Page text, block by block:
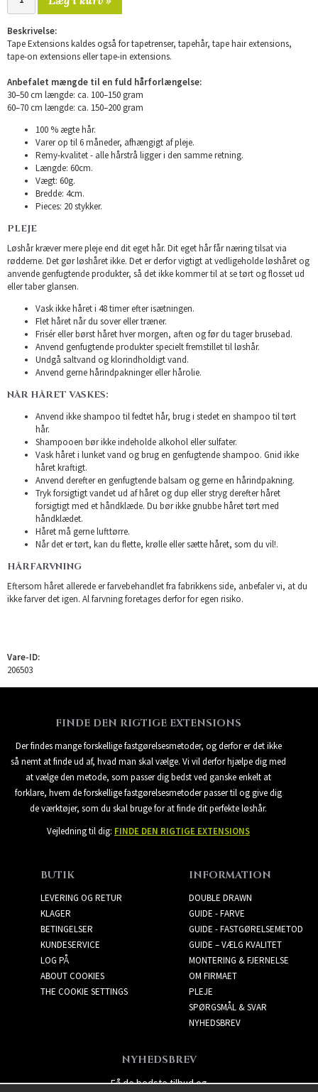
Beskrivelse:
Tape Extensions kaldes også for tapetrenser, tapehår, tape hair extensions,
tape-on extensions eller tape-in extensions.
Anbefalet mængde til en fuld hårforlængelse:
30–50 cm længde: ca. 100–150 gram
60–70 cm længde: ca. 150–200 gram
100 % ægte hår.
Varer op til 6 måneder, afhængigt af pleje.
Remy-kvalitet - alle hårstrå ligger i den samme retning.
Længde: 60cm.
Vægt: 60g.
Bredde: 4cm.
Pieces: 20 stykker.
PLEJE
Løshår kræver mere pleje end dit eget hår. Dit eget hår får næring tilsat via
rødderne. Det gør løshåret ikke. Det er derfor vigtigt at vedligeholde løshåret og
anvende genfugtende produkter, så det ikke kommer til at se tørt og flosset ud
eller taber glansen.
Vask ikke håret i 48 timer efter isætningen.
Flet håret når du sover eller træner.
Frisér eller børst håret hver morgen, aften og før du tager brusebad.
Anvend genfugtende produkter specielt fremstillet til løshår.
Undgå saltvand og klorindholdigt vand.
Anvend gerne hårindpakninger eller hårolie.
NÅR HÅRET VASKES:
Anvend ikke shampoo til fedtet hår, brug i stedet en shampoo til tørt
hår.
Shampooen bør ikke indeholde alkohol eller sulfater.
Vask håret i lunket vand og brug en genfugtende shampoo. Gnid ikke
håret kraftigt.
Anvend derefter en genfugtende balsam og gerne en hårindpakning.
Tryk forsigtigt vandet ud af håret og dup eller stryg derefter håret
forsigtigt med et håndklæde. Du bør ikke gnubbe håret tørt med
håndklædet.
Håret må gerne lufttørre.
Når det er tørt, kan du flette, krølle eller sætte håret, som du vil!.
HÅRFARVNING
Eftersom håret allerede er farvebehandlet fra fabrikkens side, anbefaler vi, at du
ikke farver det igen. Al farvning foretages derfor for egen risiko.
Vare-ID:
206503
FINDE DEN RIGTIGE EXTENSIONS
Der findes mange forskellige fastgørelsesmetoder, og derfor er det ikke
så nemt at finde ud af, hvad man skal vælge. Vi vil derfor hjælpe dig med
at vælge den metode, som passer dig bedst ved ganske enkelt at
forklare, hvem de forskellige fastgørelsesmetoder passer til og give dig
de værktøjer, som du skal bruge for at finde dit perfekte løshår.
Vejledning til dig: FINDE DEN RIGTIGE EXTENSIONS
BUTIK
LEVERING OG RETUR
KLAGER
BETINGELSER
KUNDESERVICE
LOG PÅ
ABOUT COOKIES
THE COOKIE SETTINGS
INFORMATION
DOUBLE DRAWN
GUIDE - FARVE
GUIDE - FASTGØRELSEMETOD
GUIDE – VÆLG KVALITET
MONTERING & FJERNELSE
OM FIRMAET
PLEJE
SPØRGSMÅL & SVAR
NYHEDSBREV
NYHEDSBREV
Få de bedste tilbud og